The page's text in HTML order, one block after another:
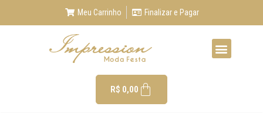
Meu Carrinho Finalizar e Pagar
R$ 0,00